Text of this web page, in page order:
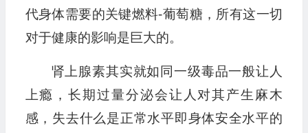
代身体需要的关键燃料-葡萄糖，所有这一切
对于健康的影响是巨大的。
肾上腺素其实就如同一级毒品一般让人
上瘾，长期过量分泌会让人对其产生麻木
感，失去什么是正常水平即身体安全水平的